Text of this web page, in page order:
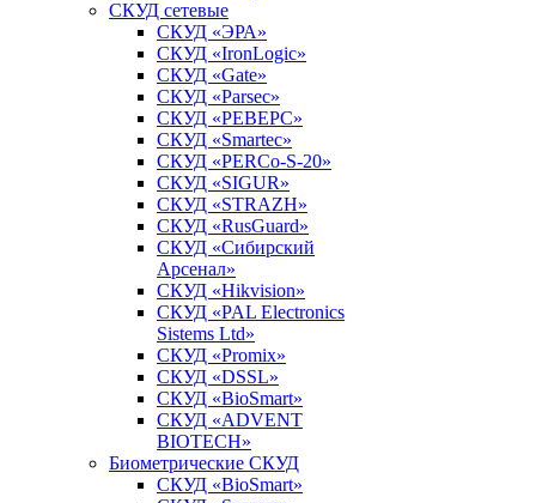
СКУД сетевые
СКУД «ЭРА»
СКУД «IronLogic»
СКУД «Gate»
СКУД «Parsec»
СКУД «РЕВЕРС»
СКУД «Smartec»
СКУД «PERCo-S-20»
СКУД «SIGUR»
СКУД «STRAZH»
СКУД «RusGuard»
СКУД «Сибирский
Арсенал»
СКУД «Hikvision»
СКУД «PAL Electronics
Sistems Ltd»
СКУД «Promix»
СКУД «DSSL»
СКУД «BioSmart»
СКУД «ADVENT
BIOTECH»
Биометрические СКУД
СКУД «BioSmart»